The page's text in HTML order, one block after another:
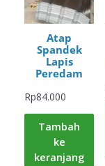
Atap
Spandek
Lapis
Peredam
Rp84.000
Tambah
ke
keranjang